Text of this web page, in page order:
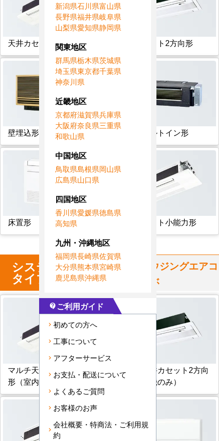
天井カセット1方向形 天井カセット2方向形
壁埋込形 フリービルトイン形
床置形 天井カセット小能力形
システムマルチ
タイプ
からハウジングエアコ
ンを選ぶ
マルチ天井カセット1方向
形（室内機のみ）
マルチ天井カセット2方向
形（室内機のみ）
新潟県石川県富山県
長野県福井県岐阜県
山梨県愛知県静岡県
関東地区
群馬県栃木県茨城県
埼玉県東京都千葉県
神奈川県
近畿地区
京都府滋賀県兵庫県
大阪府奈良県三重県
和歌山県
中国地区
鳥取県島根県岡山県
広島県山口県
四国地区
香川県愛媛県徳島県
高知県
九州・沖縄地区
福岡県長崎県佐賀県
大分県熊本県宮崎県
鹿児島県沖縄県
contact_support ご利用ガイド
初めての方へ
工事について
アフターサービス
お支払・配送について
よくあるご質問
お客様のお声
会社概要・特商法・ご利用規
約